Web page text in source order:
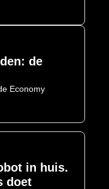
de
Economy
in huis.